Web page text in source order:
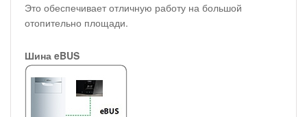
Это обеспечивает отличную работу на большой
отопительно площади.
Шина eBUS